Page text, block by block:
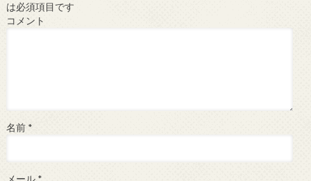
は必須項目です
コメント
名前 *
メール *